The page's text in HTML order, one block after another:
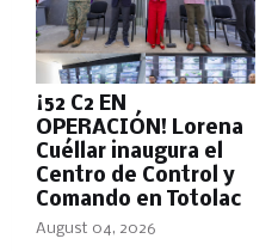
¡52 C2 EN
OPERACIÓN! Lorena
Cuéllar inaugura el
Centro de Control y
Comando en Totolac
August 04, 2026